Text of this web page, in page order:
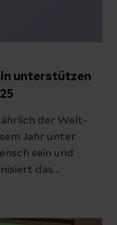
unterstützen
der Welt-
Jahr unter
sein und
das
dieses Tages